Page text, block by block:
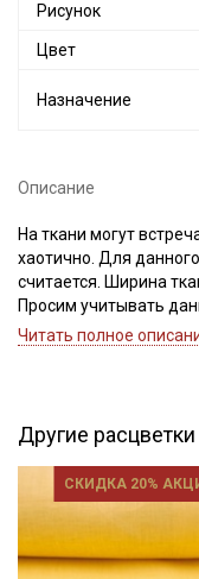
Рисунок
Цвет
Назначение
Описание
На ткани могут
хаотично. Для
считается. Ширина
Просим учитывать
полотняное; на ощупь
Применение ткани:
Перед раскроем
температуры на 10-15
влажную прогладить
высокой температуры.
Рекомендации по
Читать полное
Другие расцветки
СКИДКА 20%